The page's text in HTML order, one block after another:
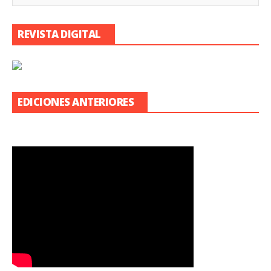
REVISTA DIGITAL
EDICIONES ANTERIORES